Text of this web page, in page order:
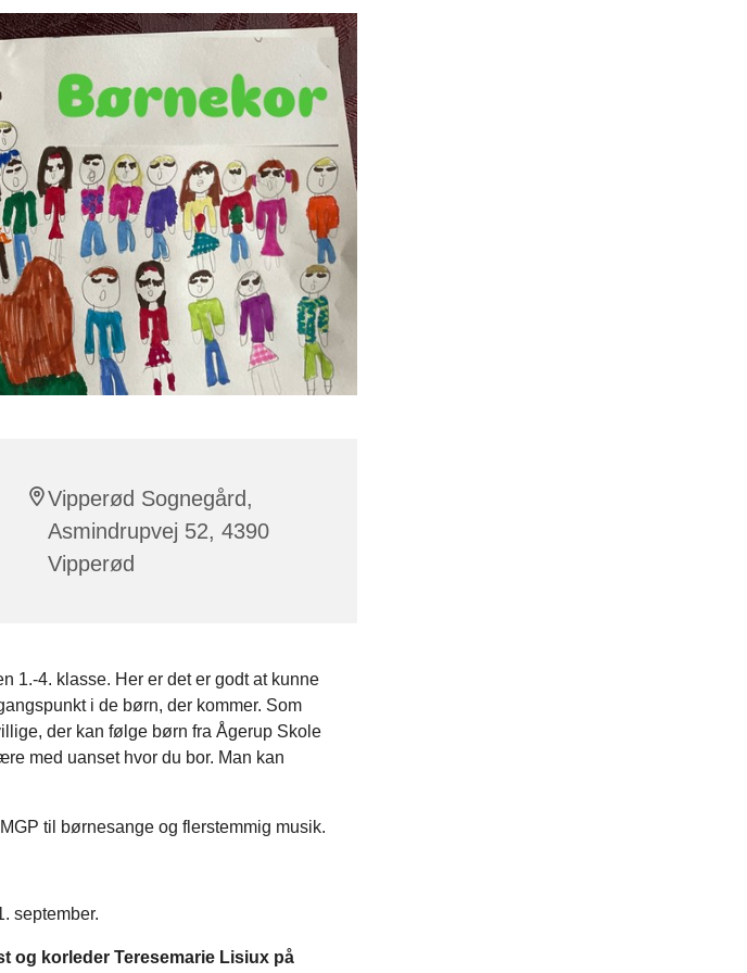
Vipperød Sognegård,
Asmindrupvej 52, 4390
Vipperød
1.-4. klasse. Her er det er godt at kunne
i de børn, der kommer. Som
der kan følge børn fra Ågerup Skole
med uanset hvor du bor. Man kan
til børnesange og flerstemmig musik.
september.
og korleder Teresemarie Lisiux på